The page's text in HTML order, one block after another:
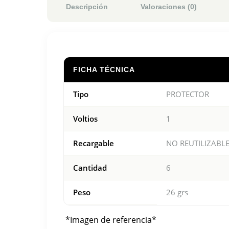
Descripción Valoraciones (0)
FICHA TÉCNICA
Tipo PROTECTOR
Voltios 1
Recargable NO REUTILIZABLE
Cantidad 6
Peso 26 grs
*Imagen de referencia*